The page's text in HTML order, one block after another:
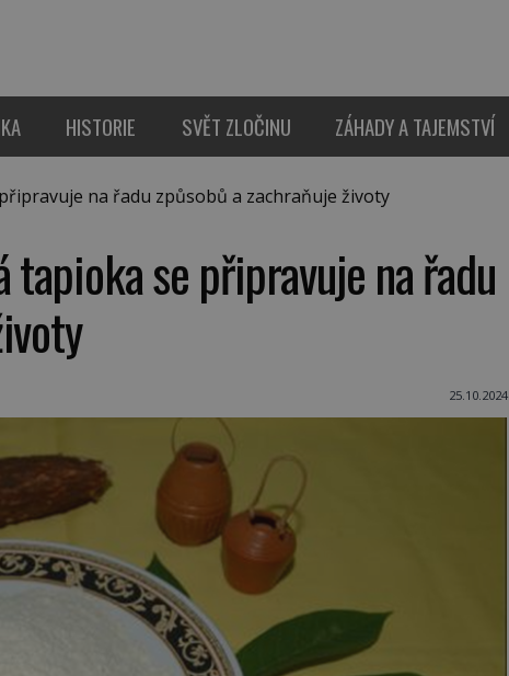
HISTORIE SVĚT ZLOČINU ZÁHADY A TAJEMSTVÍ
na řadu způsobů a zachraňuje životy
tapioka se připravuje na řadu
25.10.2024